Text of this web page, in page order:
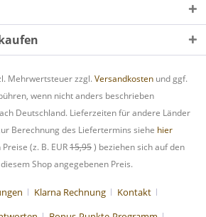
Mehrwertsteuer zzgl. Versandkosten und ggf.
wenn nicht anders beschrieben
Deutschland. Lieferzeiten für andere Länder
Berechnung des Liefertermins siehe hier
(z. B. EUR15,95) beziehen sich auf den
Shop angegebenen Preis.
Klarna Rechnung
Kontakt